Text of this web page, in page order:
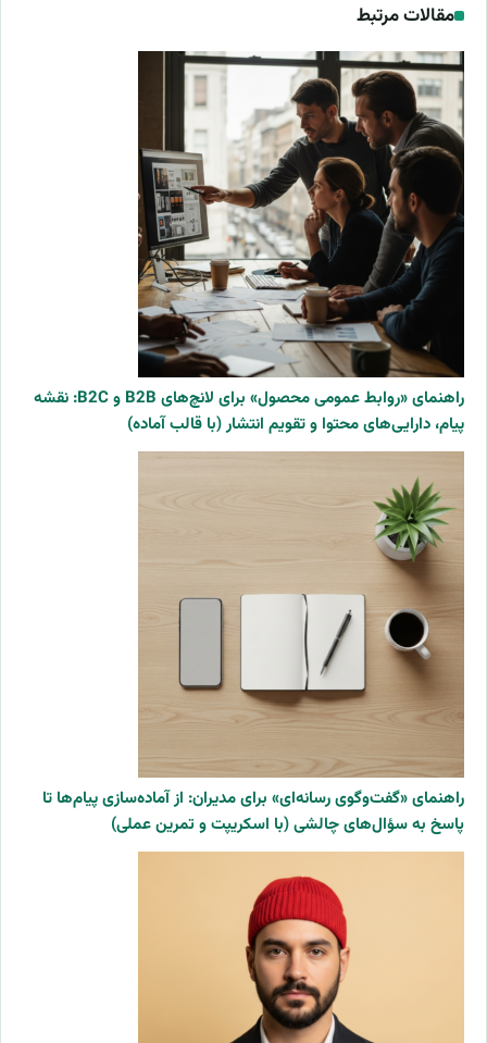
مقالات مرتبط
راهنمای «روابط عمومی محصول» برای لانچ‌های B2B و B2C: نقشه
پیام، دارایی‌های محتوا و تقویم انتشار (با قالب آماده)
راهنمای «گفت‌وگوی رسانه‌ای» برای مدیران: از آماده‌سازی پیام‌ها تا
پاسخ به سؤال‌های چالشی (با اسکریپت و تمرین عملی)